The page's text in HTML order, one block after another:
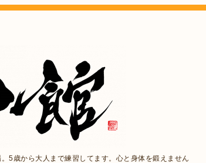
から大人まで練習してます。心と身体を鍛えません